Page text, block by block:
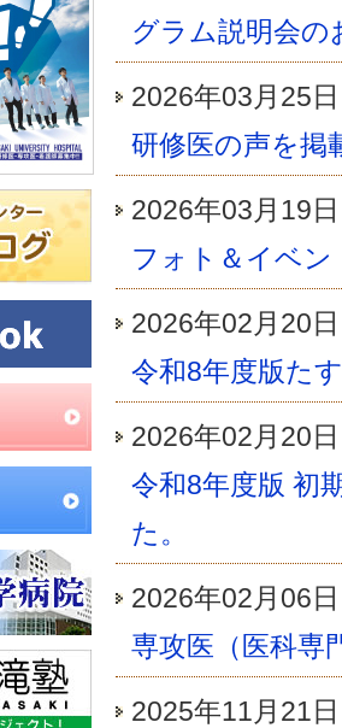
グラム説明会の
2026年03月
研修医の声を掲
2026年03月
フォト＆イベン
2026年02月
令和8年度版た
2026年02月
令和8年度版 初
た。
2026年02月
専攻医（医科専
2025年11月